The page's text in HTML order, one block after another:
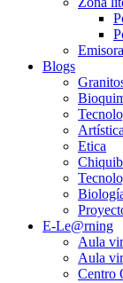
Blogs
Artística
Etica
E-Le@rning
Aula
Aula
Centro